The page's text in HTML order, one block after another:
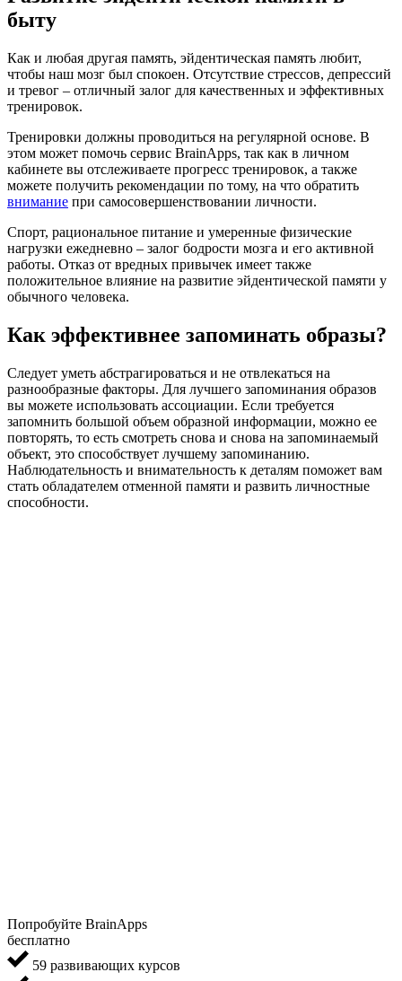
быту
Как и любая другая память, эйдентическая память любит,
чтобы наш мозг был спокоен. Отсутствие стрессов, депрессий
и тревог – отличный залог для качественных и эффективных
тренировок.
Тренировки должны проводиться на регулярной основе. В
этом может помочь сервис BrainApps, так как в личном
кабинете вы отслеживаете прогресс тренировок, а также
можете получить рекомендации по тому, на что обратить
внимание при самосовершенствовании личности.
Спорт, рациональное питание и умеренные физические
нагрузки ежедневно – залог бодрости мозга и его активной
работы. Отказ от вредных привычек имеет также
положительное влияние на развитие эйдентической памяти у
обычного человека.
Как эффективнее запоминать образы?
Следует уметь абстрагироваться и не отвлекаться на
разнообразные факторы. Для лучшего запоминания образов
вы можете использовать ассоциации. Если требуется
запомнить большой объем образной информации, можно ее
повторять, то есть смотреть снова и снова на запоминаемый
объект, это способствует лучшему запоминанию.
Наблюдательность и внимательность к деталям поможет вам
стать обладателем отменной памяти и развить личностные
способности.
Попробуйте BrainApps
бесплатно
59 развивающих курсов